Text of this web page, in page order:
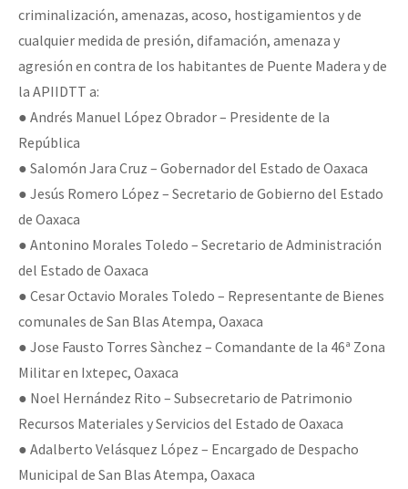
criminalización, amenazas, acoso, hostigamientos y de
cualquier medida de presión, difamación, amenaza y
agresión en contra de los habitantes de Puente Madera y de
la APIIDTT a:
● Andrés Manuel López Obrador – Presidente de la
República
● Salomón Jara Cruz – Gobernador del Estado de Oaxaca
● Jesús Romero López – Secretario de Gobierno del Estado
de Oaxaca
● Antonino Morales Toledo – Secretario de Administración
del Estado de Oaxaca
● Cesar Octavio Morales Toledo – Representante de Bienes
comunales de San Blas Atempa, Oaxaca
● Jose Fausto Torres Sànchez – Comandante de la 46ª Zona
Militar en Ixtepec, Oaxaca
● Noel Hernández Rito – Subsecretario de Patrimonio
Recursos Materiales y Servicios del Estado de Oaxaca
● Adalberto Velásquez López – Encargado de Despacho
Municipal de San Blas Atempa, Oaxaca